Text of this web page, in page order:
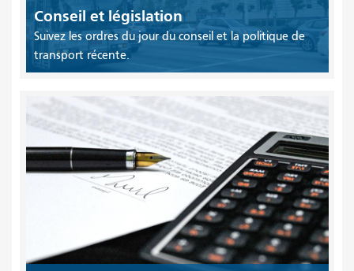
Conseil et législation
Suivez les ordres du jour du conseil et la politique de
transport récente.